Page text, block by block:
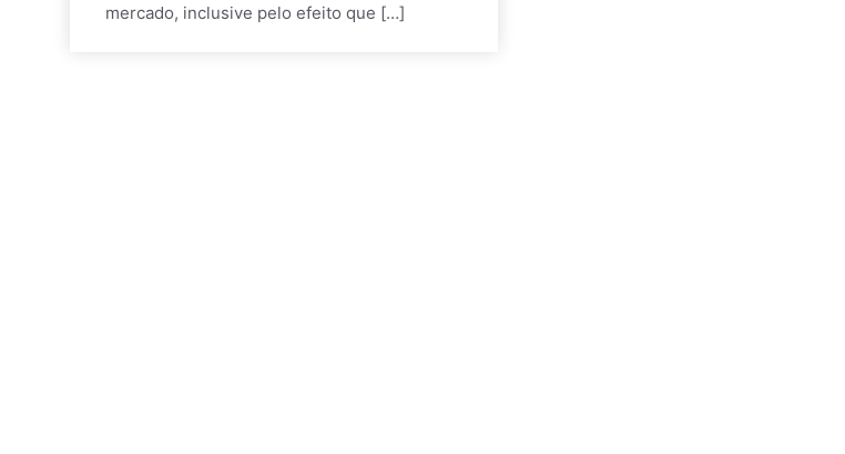
mercado, inclusive pelo efeito que […]